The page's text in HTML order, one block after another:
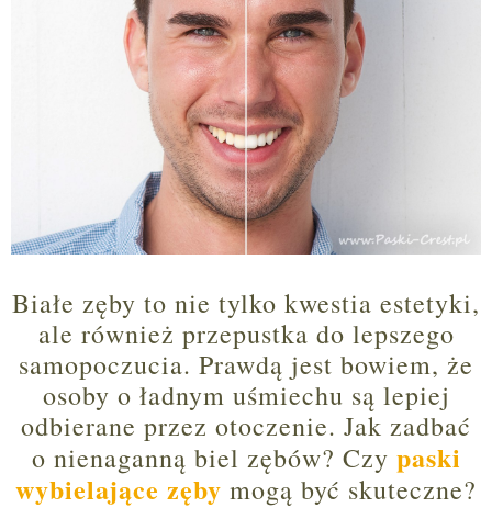
Białe zęby to nie tylko kwestia estetyki,
ale również przepustka do lepszego
samopoczucia. Prawdą jest bowiem, że
osoby o ładnym uśmiechu są lepiej
odbierane przez otoczenie. Jak zadbać
o nienaganną biel zębów? Czy paski
wybielające zęby mogą być skuteczne?